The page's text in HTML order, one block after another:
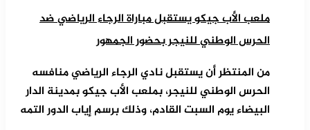
ملعب الأب جيكو يستقبل مباراة الرجاء الرياضي ضد
الحرس الوطني للنيجر بحضور الجمهور
من المنتظر أن يستقبل نادي الرجاء الرياضي منافسه
الحرس الوطني للنيجر، بملعب الأب جيكو بمدينة الدار
البيضاء يوم السبت القادم، وذلك برسم إياب الدور التمه